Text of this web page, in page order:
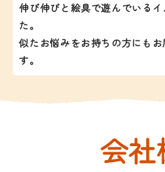
伸び伸びと絵具で遊んでいる
た。
似たお悩みをお持ちの方にも
す。
会